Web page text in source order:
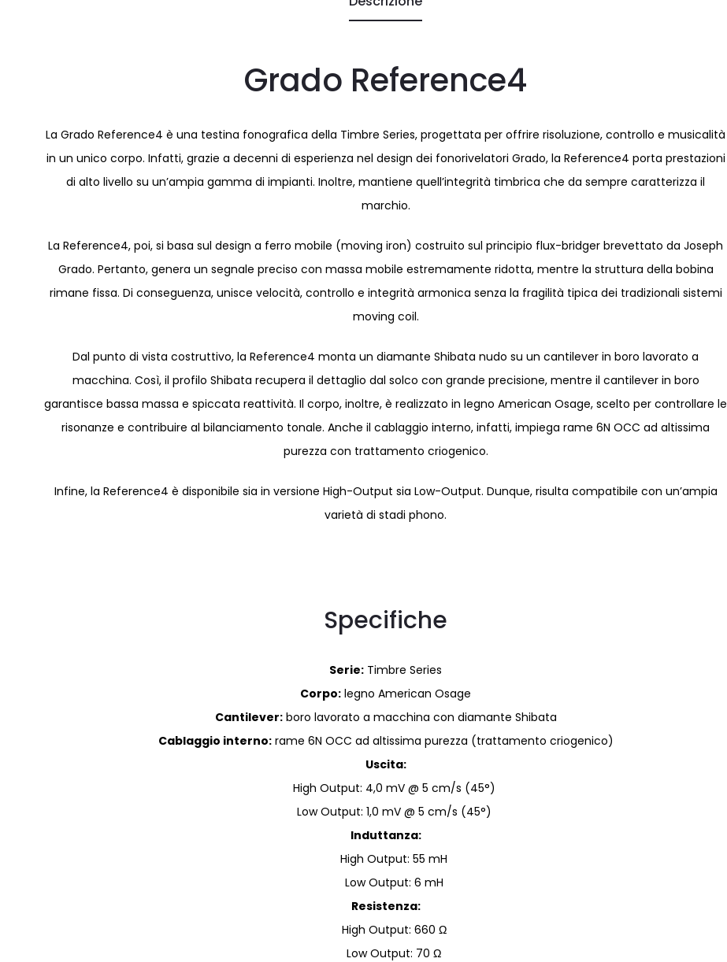
Grado Reference4
La Grado Reference4 è una testina fonografica della Timbre Series, progettata per offrire risoluzione, controllo e musicalità
in un unico corpo. Infatti, grazie a decenni di esperienza nel design dei fonorivelatori Grado, la Reference4 porta prestazioni
di alto livello su un’ampia gamma di impianti. Inoltre, mantiene quell’integrità timbrica che da sempre caratterizza il
marchio.
La Reference4, poi, si basa sul design a ferro mobile (moving iron) costruito sul principio flux-bridger brevettato da Joseph
Grado. Pertanto, genera un segnale preciso con massa mobile estremamente ridotta, mentre la struttura della bobina
rimane fissa. Di conseguenza, unisce velocità, controllo e integrità armonica senza la fragilità tipica dei tradizionali sistemi
moving coil.
Dal punto di vista costruttivo, la Reference4 monta un diamante Shibata nudo su un cantilever in boro lavorato a
macchina. Così, il profilo Shibata recupera il dettaglio dal solco con grande precisione, mentre il cantilever in boro
garantisce bassa massa e spiccata reattività. Il corpo, inoltre, è realizzato in legno American Osage, scelto per controllare le
risonanze e contribuire al bilanciamento tonale. Anche il cablaggio interno, infatti, impiega rame 6N OCC ad altissima
purezza con trattamento criogenico.
Infine, la Reference4 è disponibile sia in versione High-Output sia Low-Output. Dunque, risulta compatibile con un’ampia
varietà di stadi phono.
Specifiche
Serie: Timbre Series
Corpo: legno American Osage
Cantilever:boro lavorato a macchina con diamante Shibata
Cablaggio interno:rame 6N OCC ad altissima purezza (trattamento criogenico)
Uscita:
High Output: 4,0 mV @ 5 cm/s (45°)
Low Output: 1,0 mV @ 5 cm/s (45°)
Induttanza:
High Output: 55 mH
Low Output: 6 mH
Resistenza:
High Output: 660 Ω
Low Output: 70 Ω